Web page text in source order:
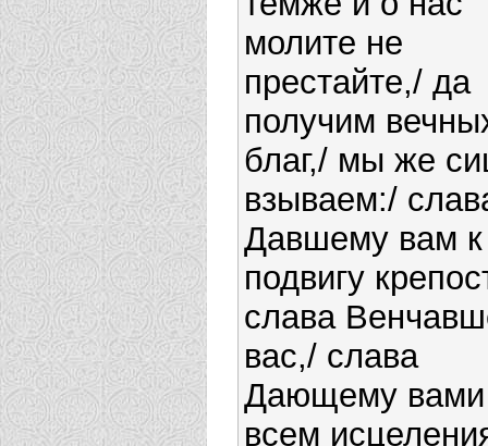
молите не
престайте,/ да
получим
благ,/ мы же
взываем:/
Давшему вам к
подвигу
слава
вас,/ слава
Дающему вами
всем